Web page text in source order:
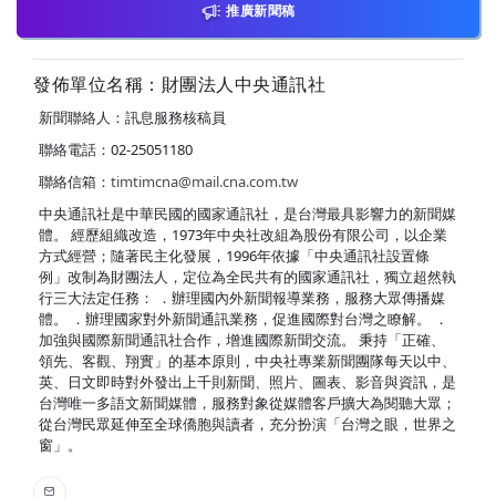
推廣新聞稿
發佈單位名稱：財團法人中央通訊社
新聞聯絡人：訊息服務核稿員
聯絡電話：02-25051180
聯絡信箱： timtimcna@mail.cna.com.tw
中央通訊社是中華民國的國家通訊社，是台灣最具影響力的新聞媒
體。 經歷組織改造，1973年中央社改組為股份有限公司，以企業
方式經營；隨著民主化發展，1996年依據「中央通訊社設置條
例」改制為財團法人，定位為全民共有的國家通訊社，獨立超然執
行三大法定任務： ．辦理國內外新聞報導業務，服務大眾傳播媒
體。 ．辦理國家對外新聞通訊業務，促進國際對台灣之瞭解。 ．
加強與國際新聞通訊社合作，增進國際新聞交流。 秉持「正確、
領先、客觀、翔實」的基本原則，中央社專業新聞團隊每天以中、
英、日文即時對外發出上千則新聞、照片、圖表、影音與資訊，是
台灣唯一多語文新聞媒體，服務對象從媒體客戶擴大為閱聽大眾；
從台灣民眾延伸至全球僑胞與讀者，充分扮演「台灣之眼，世界之
窗」。